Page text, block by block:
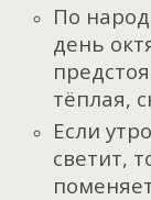
По
день
тёплая,
Если
светит,